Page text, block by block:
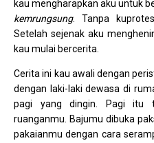
kau mengharapkan aku untuk
kemrungsung. Tanpa
Setelah sejenak aku
kau mulai bercerita.
Cerita ini kau awali dengan
dengan laki-laki dewasa di
pagi yang dingin. Pagi itu
ruanganmu. Bajumu dibuka
pakaianmu dengan cara